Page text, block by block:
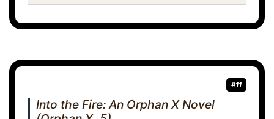
#11
Into the Fire: An Orphan X Novel